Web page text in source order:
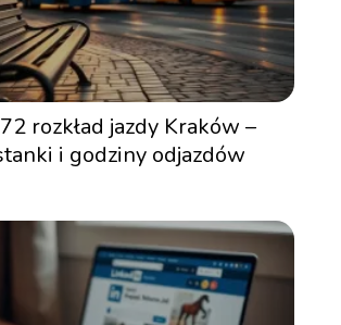
rozkład jazdy Kraków –
i godziny odjazdów